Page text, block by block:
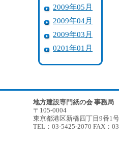
2009年05月
2009年04月
2009年03月
0201年01月
地方建設専門紙の会 事務局
〒105-0004
東京都港区新橋四丁目9番1
TEL：03-5425-2070 FAX：